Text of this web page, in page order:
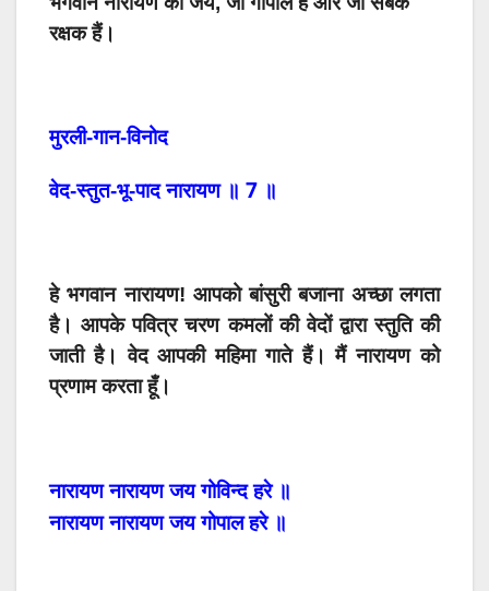
रक्षक हैं।
मुरली-गान-विनोद
वेद-स्तुत-भू-पाद नारायण ॥ 7 ॥
हे भगवान नारायण! आपको बांसुरी बजाना अच्छा लगता
है। आपके पवित्र चरण कमलों की वेदों द्वारा स्तुति की
जाती है। वेद आपकी महिमा गाते हैं। मैं नारायण को
प्रणाम करता हूँ।
नारायण नारायण जय गोविन्द हरे ॥
नारायण नारायण जय गोपाल हरे ॥